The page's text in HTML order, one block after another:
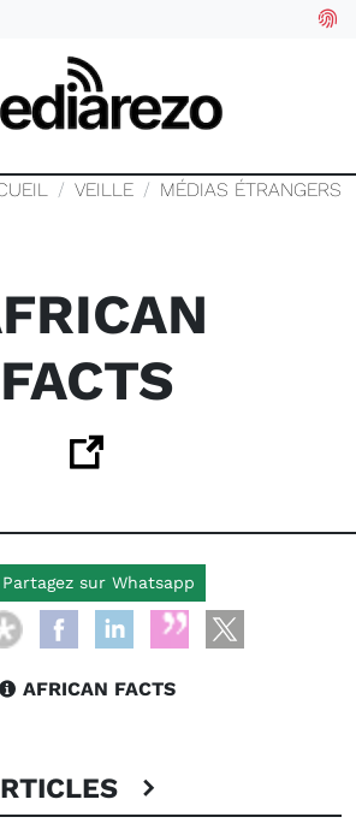
VEILLE MÉDIAS ÉTRANGERS
FACTS
AFRICAN FACTS
sur Whatsapp